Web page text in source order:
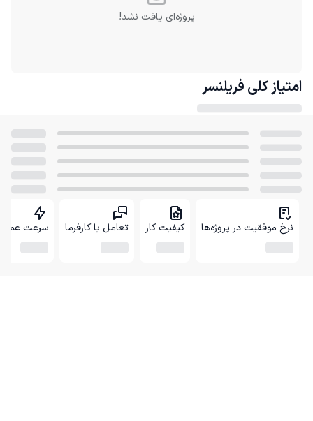
پروژه‌ای یافت نشد!
امتیاز کلی فریلنسر
نرخ موفقیت در پروژه‌ها کیفیت کار تعامل با کارفرما سرعت عمل